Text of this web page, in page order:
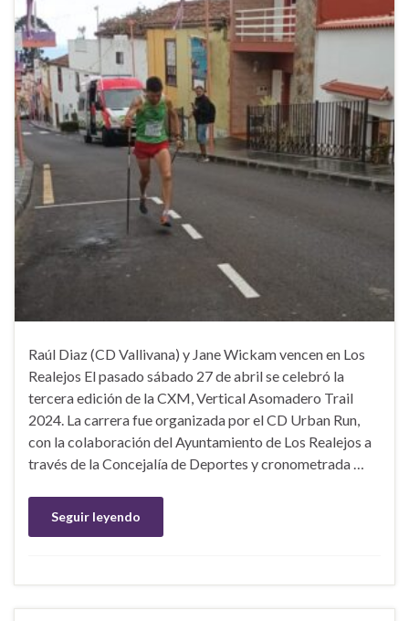
Raúl Diaz (CD Vallivana) y Jane Wickam vencen en Los
Realejos El pasado sábado 27 de abril se celebró la
tercera edición de la CXM, Vertical Asomadero Trail
2024. La carrera fue organizada por el CD Urban Run,
con la colaboración del Ayuntamiento de Los Realejos a
través de la Concejalía de Deportes y cronometrada …
Seguir leyendo